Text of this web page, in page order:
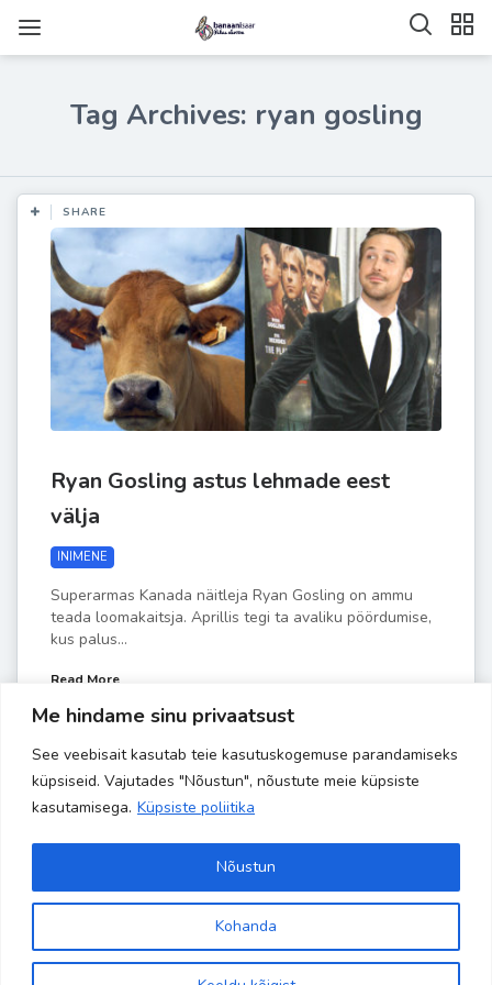
Me hindame sinu privaatsust
See veebisait kasutab teie kasutuskogemuse parandamiseks
küpsiseid. Vajutades "Nõustun", nõustute meie küpsiste
kasutamisega. Küpsiste poliitika
Kohanda
Nõustun
Tag Archives: ryan gosling
SHARE
Ryan Gosling astus lehmade eest
välja
INIMENE
Superarmas Kanada näitleja Ryan Gosling on ammu
teada loomakaitsja. Aprillis tegi ta avaliku pöördumise,
kus palus...
Read More
MAI 3 byLiisa-Indra
Copyright 2024 Banaanisaar | All Rights Reserved | Powered by
Site is using a trial version of the theme. Please enter your
purchase code in theme settings to activate it or